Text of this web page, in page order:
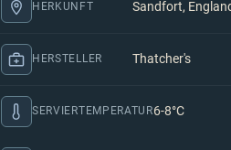
HERKUNFT Sandfort,
HERSTELLER Thatcher's
SERVIERTEMPERATUR6-8°C